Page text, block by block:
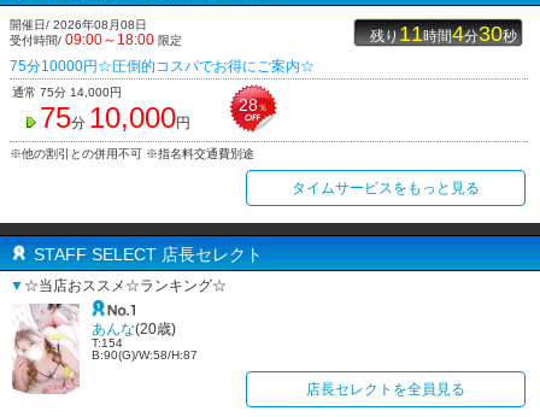
開催日/ 2026年08月08日
受付時間/ 09:00～18:00 限定 残り11時間4分30秒
75分10000円☆圧倒的コスパでお得にご案内☆
通常 75分 14,000円
75分 10,000円
28％
※他の割引との併用不可 ※指名料交通費別途
タイムサービスをもっと見る
STAFF SELECT 店長セレクト
▼ ☆当店おススメ☆ランキング☆
あんな(20歳)
T:154
B:90(G)/W:58/H:87
店長セレクトを全員見る